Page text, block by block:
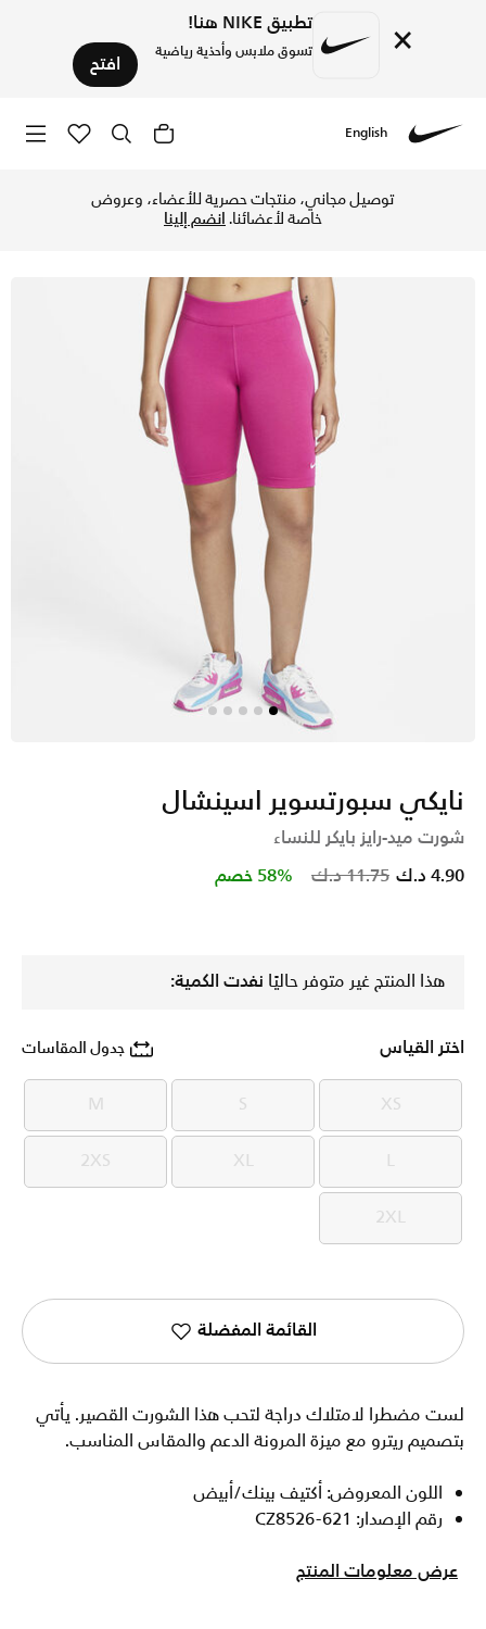
× تطبيق NIKE هنا!
تسوق ملابس وأحذية رياضية افتح
English
توصيل مجاني، منتجات حصرية للأعضاء، وعروض
خاصة لأعضائنا.انضم إلينا
نايكي سبورتسوير اسينشال
شورت ميد-رايز بايكر للنساء
Price reduced from
11.75 د.ك to 4.90 د.ك 58% خصم
هذا المنتج غير متوفر حاليًا نفدت الكمية:
اختر القياس جدول المقاسات
XS
XS
S
S
M
M
L
L
XL
XL
2XS
2XS
2XL
2XL
القائمة المفضلة
لست مضطرا لامتلاك دراجة لتحب هذا الشورت القصير. يأتي
بتصميم ريترو مع ميزة المرونة الدعم والمقاس المناسب.
اللون المعروض: أكتيف بينك/أبيض
رقم الإصدار: CZ8526-621
عرض معلومات المنتج